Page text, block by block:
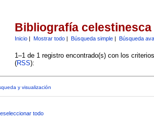
Bibliografía celestinesca
Inicio| Mostrar todo| Búsqueda simple| Búsqueda
1–1 de 1 registro encontrado(s) con los
(RSS):
y visualización
todo